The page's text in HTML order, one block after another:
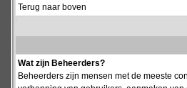
Terug naar boven
Wat zijn Beheerders?
Beheerders zijn mensen met de meeste